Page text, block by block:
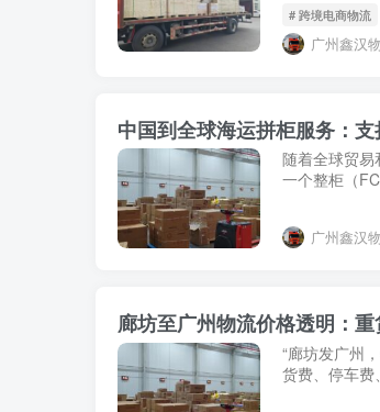
# 跨境电商物流
广州鑫汉
中国到全球海运拼柜服务：
随着全球贸易
一个整柜（
广州鑫汉
廊坊至广州物流价格透明：
“廊坊发广州
货费、停车费